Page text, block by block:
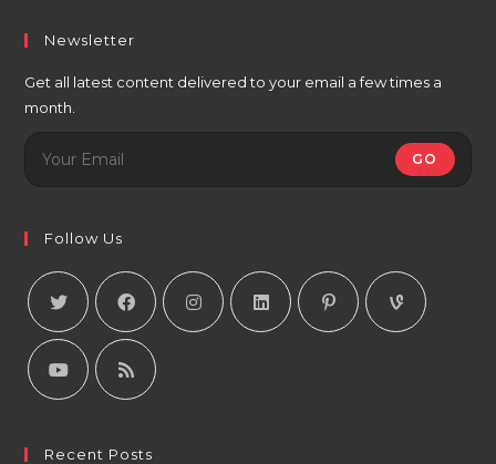
Newsletter
Get all latest content delivered to your email a few times a
month.
GO
Follow Us
Recent Posts